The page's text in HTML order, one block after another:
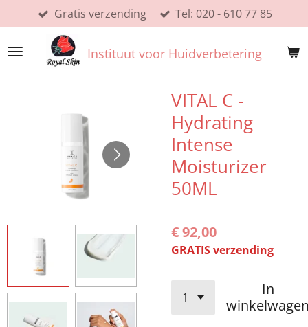
direct
naar
Instituut voor Huidverbetering
Gratis verzending Tel: 020 - 610 77 85
VITAL C -
Hydrating
Intense
Moisturizer
50ML
€ 92,00
GRATIS verzending
In